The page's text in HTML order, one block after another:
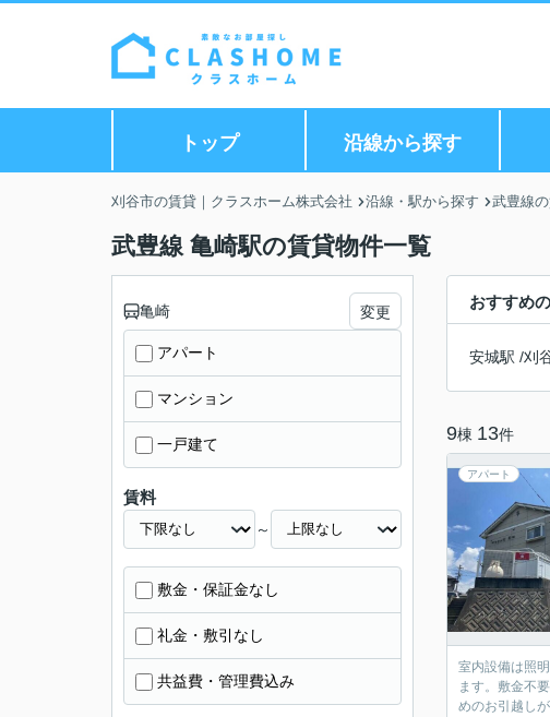
トップ 沿線から探す
刈谷市の賃貸｜クラスホーム株式会社 沿線・駅から探す 武豊線
武豊線 亀崎駅の賃貸物件一覧
おすすめ
安城駅 /刈
9棟 13件
アパート
室内設備は照
ます。敷金不
めのお引越し
亀崎 変更
アパート
マンション
一戸建て
賃料
～
敷金・保証金なし
礼金・敷引なし
共益費・管理費込み